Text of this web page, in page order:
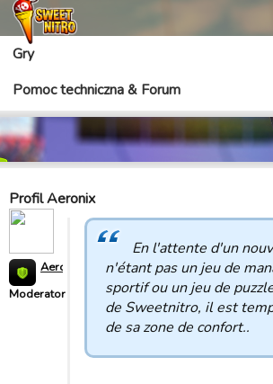
Gry
Pomoc techniczna & Forum
Profil Aeronix
Aeronix
Moderator
En l'attente d'un
n'étant pas un jeu de
sportif ou un jeu de
de Sweetnitro, il est
de sa zone de confort..